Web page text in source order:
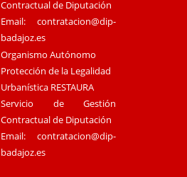
Contractual de Diputación
Email:contratacion@dip-
badajoz.es
Organismo Autónomo
Protección de la Legalidad
Urbanística RESTAURA
Servicio de Gestión
Contractual de Diputación
Email:contratacion@dip-
badajoz.es